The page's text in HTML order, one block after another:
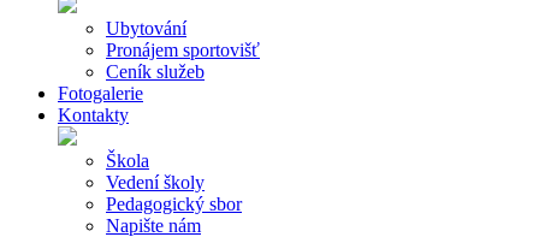
Ubytování
Pronájem sportovišť
Ceník služeb
Fotogalerie
Kontakty
Škola
Vedení školy
Pedagogický sbor
Napište nám